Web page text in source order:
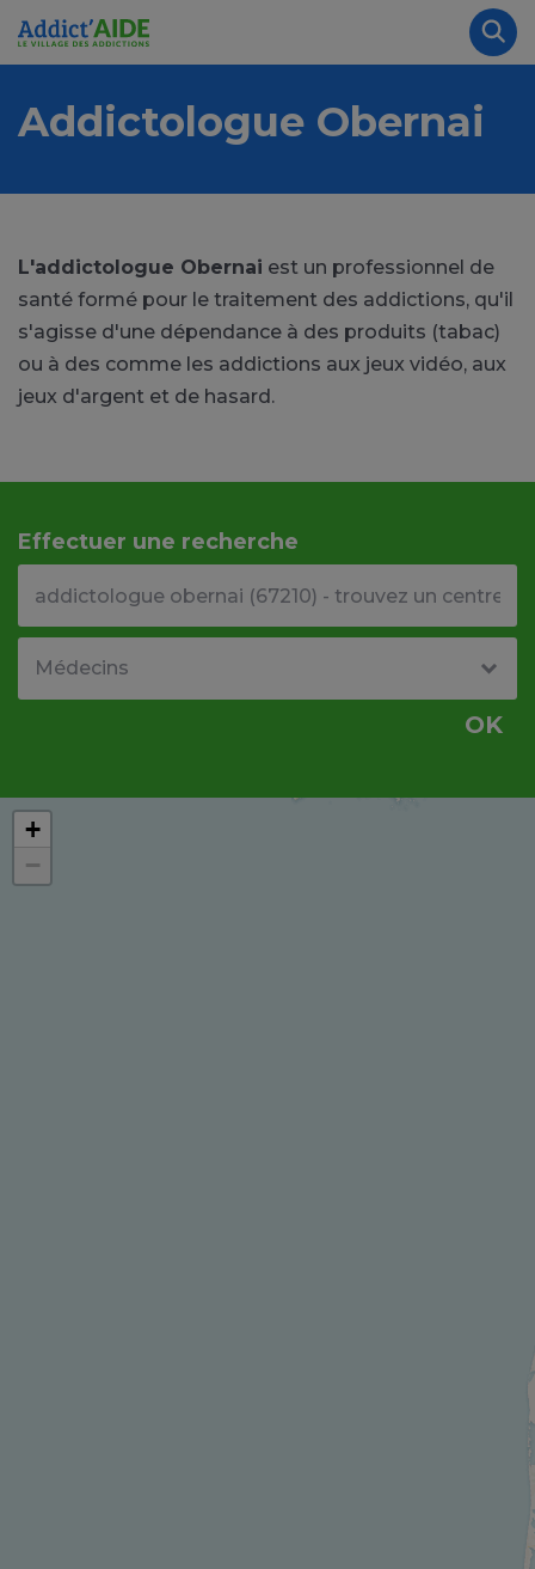
Aller au contenu principal
Addictologue Obernai
L'addictologue Obernai est un professionnel de
santé formé pour le traitement des addictions, qu'il
s'agisse d'une dépendance à des produits (tabac)
ou à des comme les addictions aux jeux vidéo, aux
jeux d'argent et de hasard.
Effectuer une recherche
OK
+
−
Panneau de gestion des cookies